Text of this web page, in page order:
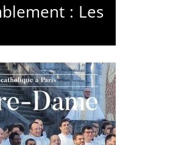
: Les